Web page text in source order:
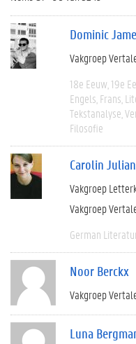
Dominic
Vakgroep
18e Eeuw 19e
Engels Frans
Tekstanalyse
Filosofie
Carolin
Vakgroep
Vakgroep
German
Noor Berckx
Vakgroep
Luna